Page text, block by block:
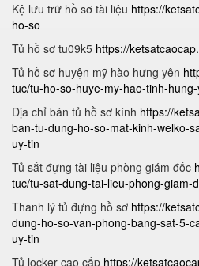
Kệ lưu trữ hồ sơ tài liệu https://
ho-so
Tủ hồ sơ tu09k5 https://
Tủ hồ sơ huyện mỹ hào hưng yên
tuc/tu-ho-so-huye-my-hao-tinh-
Địa chỉ bán tủ hồ sơ kính https://
ban-tu-dung-ho-so-mat-kinh-welko-
uy-tin
Tủ sắt đựng tài liệu phòng giám đốc
tuc/tu-sat-dung-tai-lieu-phong-giam-
Thanh lý tủ đựng hồ sơ https://
dung-ho-so-van-phong-bang-sat-5-
uy-tin
Tủ locker cao cấp https://